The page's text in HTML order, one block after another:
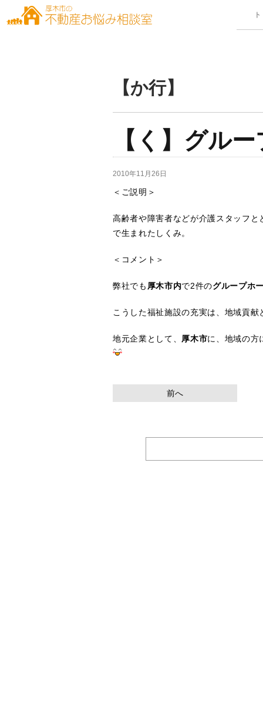
【か行】
【く】グル
2010年11月26日
＜ご説明＞
高齢者や障害者などが介護スタッフ
で生まれたしくみ。
＜コメント＞
弊社でも 厚木市内で2件のグループホ
こうした福祉施設の充実は、地域貢
地元企業として、 厚木市に、地域の方
前へ